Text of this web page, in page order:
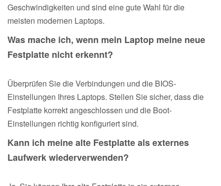
Geschwindigkeiten und sind eine gute Wahl für die
meisten modernen Laptops.
Was mache ich, wenn mein Laptop meine neue
Festplatte nicht erkennt?
Überprüfen Sie die Verbindungen und die BIOS-
Einstellungen Ihres Laptops. Stellen Sie sicher, dass die
Festplatte korrekt angeschlossen und die Boot-
Einstellungen richtig konfiguriert sind.
Kann ich meine alte Festplatte als externes
Laufwerk wiederverwenden?